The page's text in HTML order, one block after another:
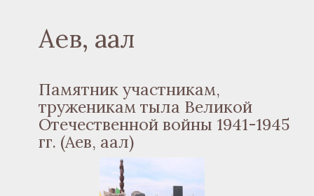
Аев, аал
Памятник участникам,
труженикам тыла Великой
Отечественной войны 1941-1945
гг. (Аев, аал)